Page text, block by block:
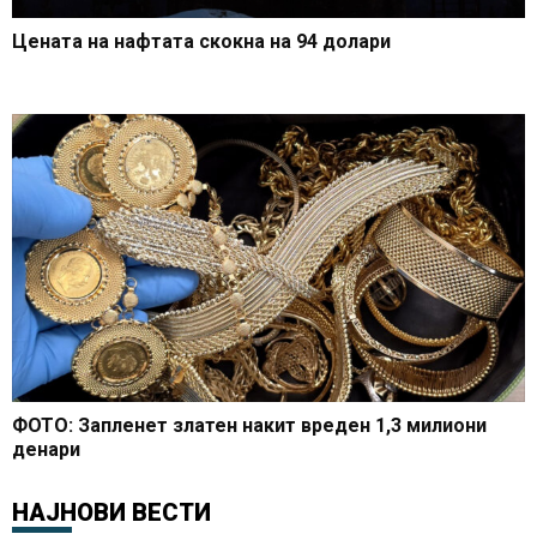
Цената на нафтата скокна на 94 долари
ФОТО: Запленет златен накит вреден 1,3 милиони
денари
НАЈНОВИ ВЕСТИ